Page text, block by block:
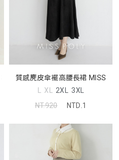
質感麂皮傘襬高腰長裙 MISS
L XL 2XL 3XL
NT.920
NTD.1